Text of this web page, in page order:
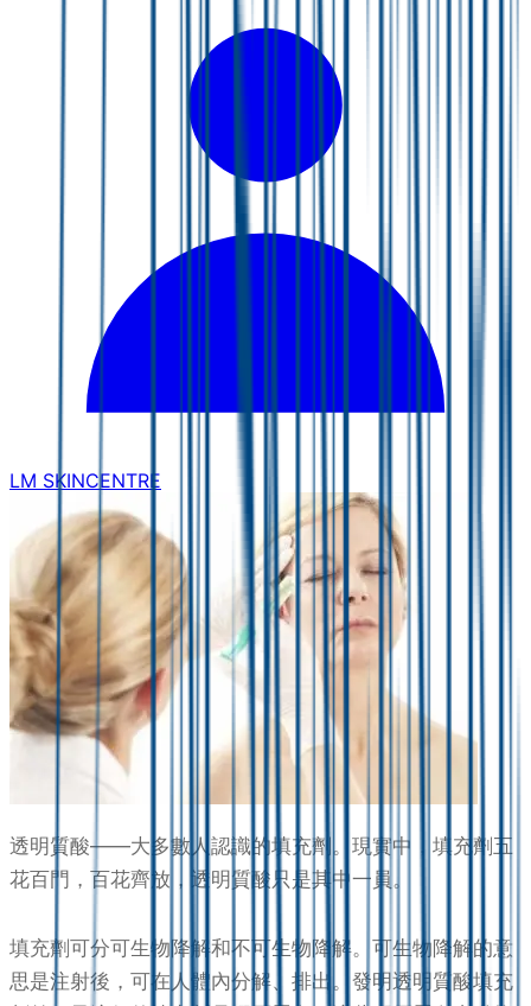
LM SKINCENTRE
透明質酸――大多數人認識的填充劑。現實中，填充劑五
花百門，百花齊放，透明質酸只是其中一員。
填充劑可分可生物降解和不可生物降解。可生物降解的意
思是注射後，可在人體內分解、排出。發明透明質酸填充